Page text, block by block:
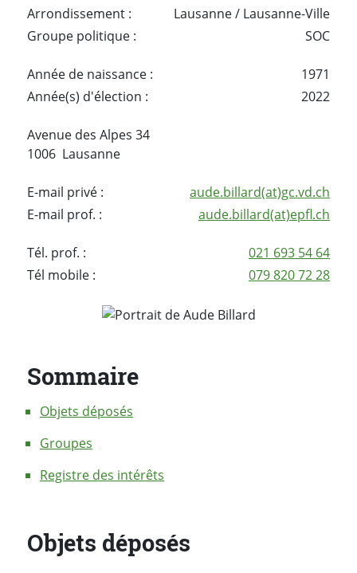
Arrondissement :
Lausanne / Lausanne-Ville
Groupe politique :
SOC
Année de naissance :
1971
Année(s) d'élection :
2022
Avenue des Alpes 34
1006 Lausanne
E-mail privé :
aude.billard(at)gc.vd.ch
E-mail prof. :
aude.billard(at)epfl.ch
Tél. prof. :
021 693 54 64
Tél mobile :
079 820 72 28
Sommaire
Objets déposés
Groupes
Registre des intérêts
Objets déposés